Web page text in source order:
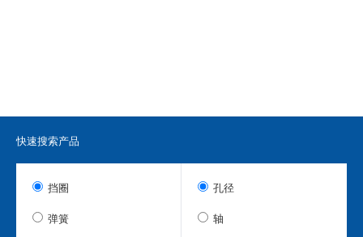
快速搜索产品
挡圈
弹簧
孔径
轴